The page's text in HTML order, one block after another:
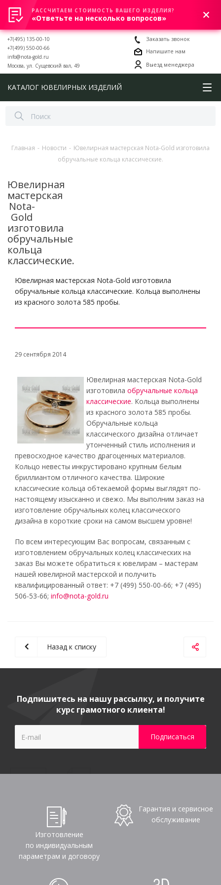
0
+7(495) 135-00-10
+7(499) 550-00-66
info@nota-gold.ru
Москва, ул. Сущевский вал, 49
Заказать звонок
Напишите нам
Выезд менеджера
КАТАЛОГ ЮВЕЛИРНЫХ ИЗДЕЛИЙ
Главная - Новости - Ювелирная мастерская Nota-Gold изготовила
обручальные кольца классические.
Ювелирная
мастерская
Nota-
Gold
изготовила
обручальные
кольца
классические.
Ювелирная мастерская Nota-Gold изготовила
обручальные кольца классические. Кольца выполнены
из красного золота 585 пробы.
29 сентября 2014
Ювелирная мастерская Nota-Gold
изготовила обручальные кольца
классические. Кольца выполнены
из красного золота 585 пробы.
Обручальные кольца
классического дизайна отличает
утонченный стиль исполнения и
превосходное качество драгоценных материалов.
Кольцо невесты инкрустировано крупным белым
бриллиантом отличного качества. Широкие
классические кольца обтекаемой формы выглядят по-
настоящему изысканно и свежо. Мы выполним заказ на
изготовление обручальных колец классического
дизайна в короткие сроки на самом высшем уровне!
По всем интересующим Вас вопросам, связанным с
изготовлением обручальных колец классических на
заказ Вы можете обратиться к ювелирам – мастерам
нашей ювелирной мастерской и получить
квалифицированный ответ: +7 (499) 550-00-66; +7 (495)
506-53-66; info@nota-gold.ru
Назад к списку
Подпишитесь на нашу рассылку, и получите
курс грамотного клиента!
Изготовление
по индивидуальным
параметрам и договору
Гарантия и сервисное
обслуживание
РАССЧИТАЕМ СТОИМОСТЬ ВАШЕГО ИЗДЕЛИЯ?
«Ответьте на несколько вопросов»